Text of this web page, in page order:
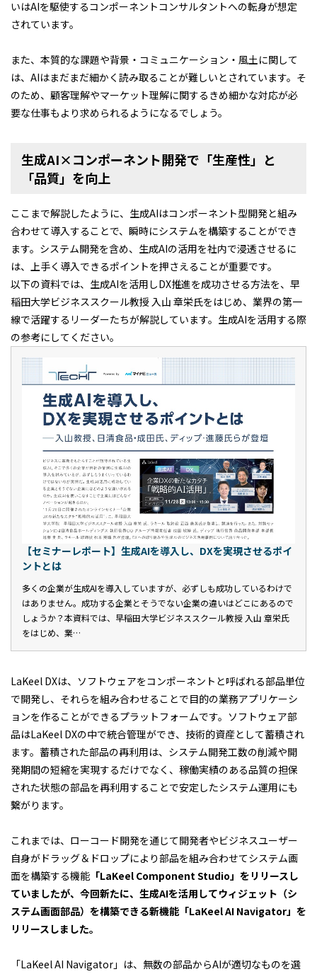
いはAIを駆使するコンポーネントコンサルタントへの転身が想定
されています。
また、本質的な課題や背景・コミュニケーション・風土に関して
は、AIはまだまだ細かく読み取ることが難しいとされています。そ
のため、顧客理解やマーケット理解に関するきめ細かな対応が必
要な仕事もより求められるようになるでしょう。
生成AI×コンポーネント開発で「生産性」と
「品質」を向上
ここまで解説したように、生成AIはコンポーネント型開発と組み
合わせて導入することで、瞬時にシステムを構築することができ
ます。システム開発を含め、生成AIの活用を社内で浸透させるに
は、上手く導入できるポイントを押さえることが重要です。
以下の資料では、生成AIを活用しDX推進を成功させる方法を、早
稲田大学ビジネススクール教授 入山 章栄氏をはじめ、業界の第一
線で活躍するリーダーたちが解説しています。生成AIを活用する際
の参考にしてください。
【セミナーレポート】生成AIを導入し、DXを実現させるポイ
ントとは
多くの企業が生成AIを導入していますが、必ずしも成功しているわけで
はありません。成功する企業とそうでない企業の違いはどこにあるので
しょうか？本資料では、早稲田大学ビジネススクール教授 入山 章栄氏
をはじめ、業…
LaKeel DXは、ソフトウェアをコンポーネントと呼ばれる部品単位
で開発し、それらを組み合わせることで目的の業務アプリケーシ
ョンを作ることができるプラットフォームです。ソフトウェア部
品はLaKeel DXの中で統合管理ができ、技術的資産として蓄積され
ます。蓄積された部品の再利用は、システム開発工数の削減や開
発期間の短縮を実現するだけでなく、稼働実績のある品質の担保
された状態の部品を再利用することで安定したシステム運用にも
繋がります。
これまでは、ローコード開発を通じて開発者やビジネスユーザー
自身がドラッグ＆ドロップにより部品を組み合わせてシステム画
面を構築する機能 「LaKeel Component Studio」をリリースし
ていましたが、今回新たに、生成AIを活用してウィジェット（シ
ステム画面部品）を構築できる新機能「LaKeel AI Navigator」を
リリースしました。
「LaKeel AI Navigator」は、無数の部品からAIが適切なものを選